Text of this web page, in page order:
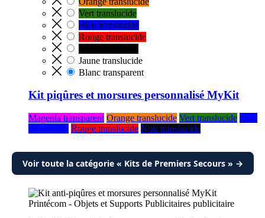
Vert translucide
Bleu translucide
Rouge translucide
Jaune translucide
Blanc transparent
Kit piqûres et morsures personnalisé MyKit
Magenta transparent Orange translucide Vert translucide
Rouge translucide Noir translucide
Voir toute la catégorie « Kits de Premiers Secours » →